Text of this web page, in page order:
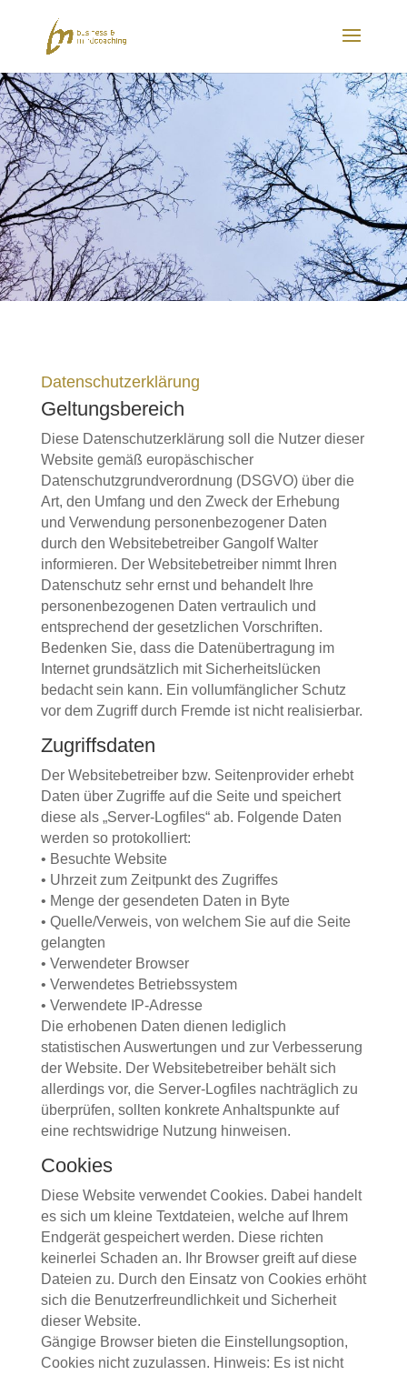
Datenschutzerklärung
Geltungsbereich
Diese Datenschutzerklärung soll die Nutzer dieser
Website gemäß europäschischer
Datenschutzgrundverordnung (DSGVO) über die
Art, den Umfang und den Zweck der Erhebung
und Verwendung personenbezogener Daten
durch den Websitebetreiber Gangolf Walter
informieren. Der Websitebetreiber nimmt Ihren
Datenschutz sehr ernst und behandelt Ihre
personenbezogenen Daten vertraulich und
entsprechend der gesetzlichen Vorschriften.
Bedenken Sie, dass die Datenübertragung im
Internet grundsätzlich mit Sicherheitslücken
bedacht sein kann. Ein vollumfänglicher Schutz
vor dem Zugriff durch Fremde ist nicht realisierbar.
Zugriffsdaten
Der Websitebetreiber bzw. Seitenprovider erhebt
Daten über Zugriffe auf die Seite und speichert
diese als „Server-Logfiles“ ab. Folgende Daten
werden so protokolliert:
• Besuchte Website
• Uhrzeit zum Zeitpunkt des Zugriffes
• Menge der gesendeten Daten in Byte
• Quelle/Verweis, von welchem Sie auf die Seite
gelangten
• Verwendeter Browser
• Verwendetes Betriebssystem
• Verwendete IP-Adresse
Die erhobenen Daten dienen lediglich
statistischen Auswertungen und zur Verbesserung
der Website. Der Websitebetreiber behält sich
allerdings vor, die Server-Logfiles nachträglich zu
überprüfen, sollten konkrete Anhaltspunkte auf
eine rechtswidrige Nutzung hinweisen.
Cookies
Diese Website verwendet Cookies. Dabei handelt
es sich um kleine Textdateien, welche auf Ihrem
Endgerät gespeichert werden. Diese richten
keinerlei Schaden an. Ihr Browser greift auf diese
Dateien zu. Durch den Einsatz von Cookies erhöht
sich die Benutzerfreundlichkeit und Sicherheit
dieser Website.
Gängige Browser bieten die Einstellungsoption,
Cookies nicht zuzulassen. Hinweis: Es ist nicht